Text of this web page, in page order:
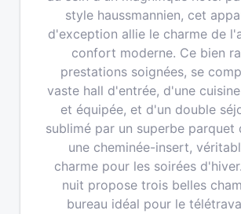
style haussmannien, cet
d'exception allie le charme de
confort moderne. Ce bien
prestations soignées, se
vaste hall d'entrée, d'une
et équipée, et d'un double
sublimé par un superbe parquet
une cheminée-insert,
charme pour les soirées
nuit propose trois belles
bureau idéal pour le